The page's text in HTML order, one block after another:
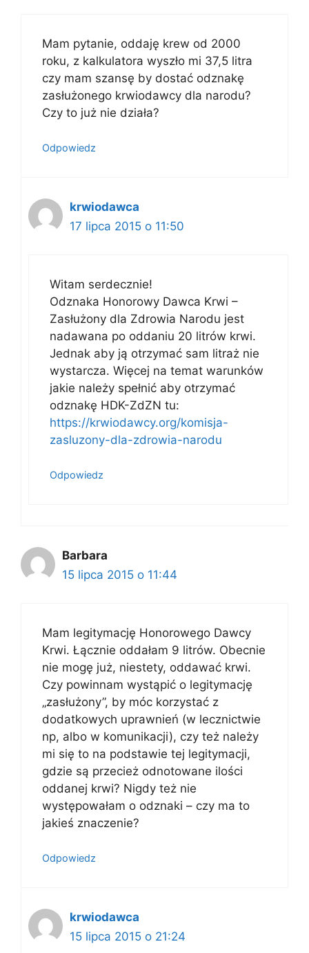
Mam pytanie, oddaję krew od 2000
roku, z kalkulatora wyszło mi 37,5 litra
czy mam szansę by dostać odznakę
zasłużonego krwiodawcy dla narodu?
Czy to już nie działa?
Odpowiedz
krwiodawca
17 lipca 2015 o 11:50
Witam serdecznie!
Odznaka Honorowy Dawca Krwi –
Zasłużony dla Zdrowia Narodu jest
nadawana po oddaniu 20 litrów krwi.
Jednak aby ją otrzymać sam litraż nie
wystarcza. Więcej na temat warunków
jakie należy spełnić aby otrzymać
odznakę HDK-ZdZN tu:
https://krwiodawcy.org/komisja-
zasluzony-dla-zdrowia-narodu
Odpowiedz
Barbara
15 lipca 2015 o 11:44
Mam legitymację Honorowego Dawcy
Krwi. Łącznie oddałam 9 litrów. Obecnie
nie mogę już, niestety, oddawać krwi.
Czy powinnam wystąpić o legitymację
„zasłużony”, by móc korzystać z
dodatkowych uprawnień (w lecznictwie
np, albo w komunikacji), czy też należy
mi się to na podstawie tej legitymacji,
gdzie są przecież odnotowane ilości
oddanej krwi? Nigdy też nie
występowałam o odznaki – czy ma to
jakieś znaczenie?
Odpowiedz
krwiodawca
15 lipca 2015 o 21:24